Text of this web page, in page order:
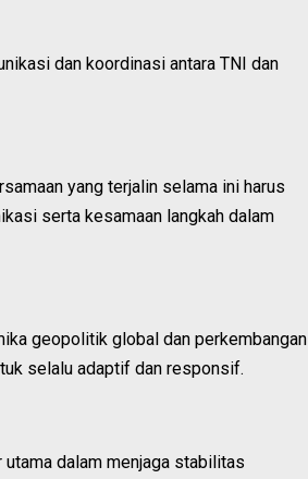
dan koordinasi antara TNI dan
yang terjalin selama ini harus
serta kesamaan langkah dalam
geopolitik global dan perkembangan
selalu adaptif dan responsif.
dalam menjaga stabilitas